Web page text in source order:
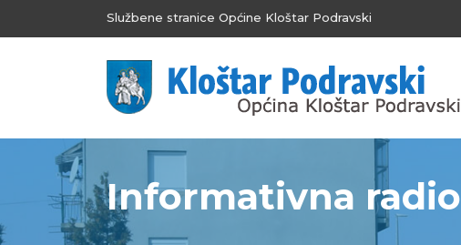
Službene stranice Općine Kloštar Podravski
Informativna